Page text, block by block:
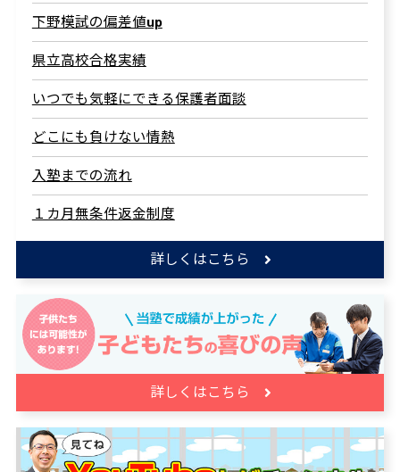
下野模試の偏差値up
県立高校合格実績
いつでも気軽にできる保護者面談
どこにも負けない情熱
入塾までの流れ
１カ月無条件返金制度
詳しくはこちら
詳しくはこちら